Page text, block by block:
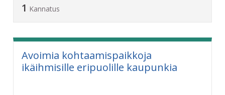
1 Kannatus
Avoimia kohtaamispaikkoja
ikäihmisille eripuolille kaupunkia